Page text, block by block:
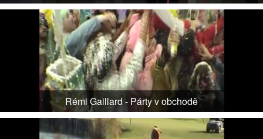
Rémi Gaillard - Párty v obchodě